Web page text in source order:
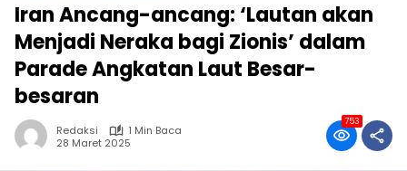
Iran Ancang-ancang: ‘Lautan akan
Menjadi Neraka bagi Zionis’ dalam
Parade Angkatan Laut Besar-
besaran
Redaksi
1 Min Baca
28 Maret 2025
753